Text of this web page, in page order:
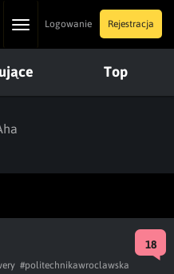
ToggleLogowanie Rejestracja
Top
18
#politechnikawroclawska